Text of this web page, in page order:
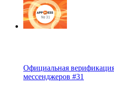
Официальная
мессенджеров #31